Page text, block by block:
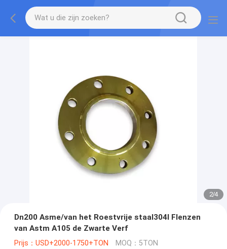
2/4
Dn200 Asme/van het Roestvrije staal304l Flenzen
van Astm A105 de Zwarte Verf
Prijs：USD+2000-1750+TON MOQ：5TON